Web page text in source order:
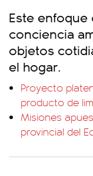
Este
conciencia
objetos
el hogar.
Proyecto
producto de
Misiones
provincial del